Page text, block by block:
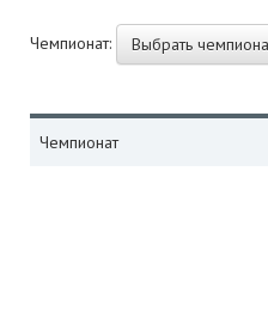
Чемпионат: Выбрать
Чемпионат